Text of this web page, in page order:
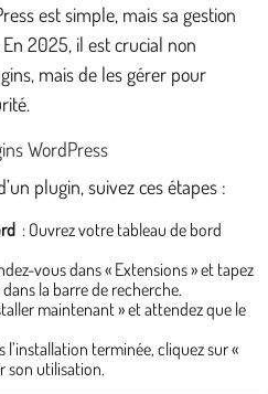
est simple, mais sa gestion
2025, il est crucial non
mais de les gérer pour
WordPress
plugin, suivez ces étapes :
: Ouvrez votre tableau de bord
vous dans « Extensions » et tapez
la barre de recherche.
maintenant » et attendez que le
l’installation terminée, cliquez sur «
son utilisation.